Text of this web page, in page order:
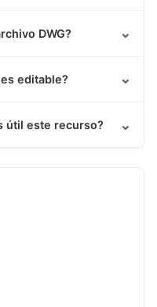
DWG? ⌄
editable? ⌄
útil este recurso? ⌄